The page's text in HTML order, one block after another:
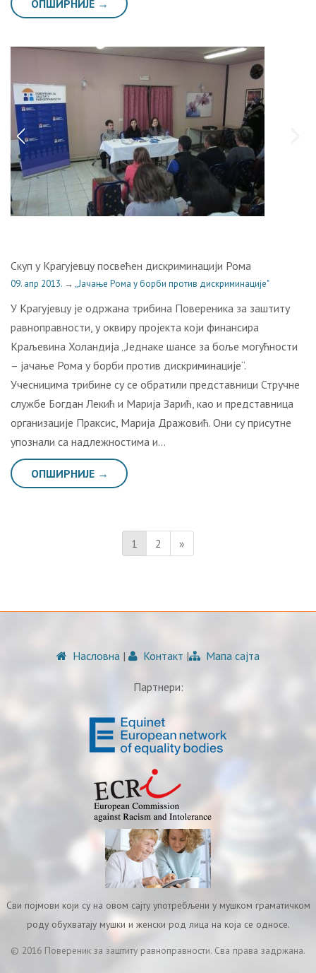
ОПШИРНИЈЕ →
Скуп у Крагујевцу посвећен дискриминацији Рома
09. апр 2013. → „Јачање Рома у борби против дискриминације"
У Крагујевцу је одржана трибина Повереника за заштиту
равноправности, у оквиру пројекта који финансира
Краљевина Холандија „Једнаке шансе за боље могућности
– јачање Рома у борби против дискриминације“.
Учесницима трибине су се обратили представници Стручне
службе Богдан Лекић и Марија Зарић, као и представница
организације Праксис, Марија Дражовић. Они су присутне
упознали са надлежностима и…
ОПШИРНИЈЕ →
1 2 »
Насловна | Контакт | Мапа сајта
Партнери:
Сви појмови који су на овом сајту употребљени у мушком граматичком
роду обухватају мушки и женски род лица на која се односе.
© 2016 Повереник за заштиту равноправности. Сва права задржана.